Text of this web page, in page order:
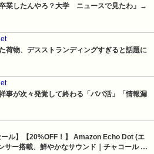
業したんやろ？大学　ニュースで見たわ」→
荷物、デスストランディングすぎると話題に
事が次々発覚して終わる「パパ活」「情報漏
ル】【20%OFF！】 Amazon Echo Dot (エ
サー搭載、鮮やかなサウンド｜チャコール …